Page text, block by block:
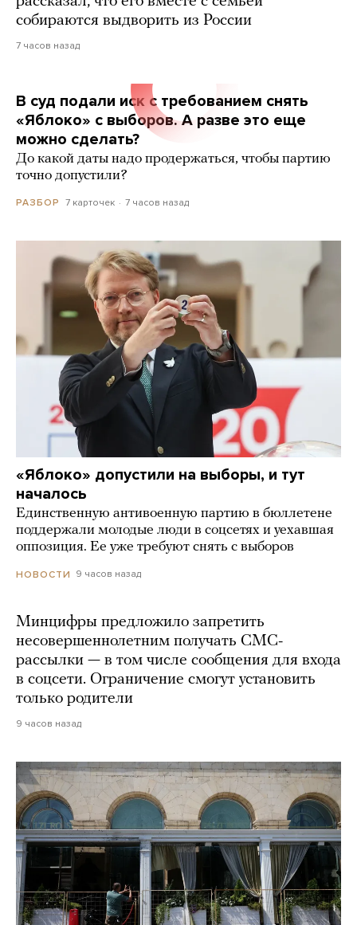
собираются выдворить из России
7 часов назад
В суд подали иск с требованием снять
«Яблоко» с выборов. А разве это еще
можно сделать?
До какой даты надо продержаться, чтобы партию
точно допустили?
РАЗБОР 7 карточек 7 часов назад
«Яблоко» допустили на выборы, и тут
началось
Единственную антивоенную партию в бюллетене
поддержали молодые люди в соцсетях и уехавшая
оппозиция. Ее уже требуют снять с выборов
НОВОСТИ 9 часов назад
Минцифры предложило запретить
несовершеннолетним получать СМС-
рассылки — в том числе сообщения для входа
в соцсети. Ограничение смогут установить
только родители
9 часов назад